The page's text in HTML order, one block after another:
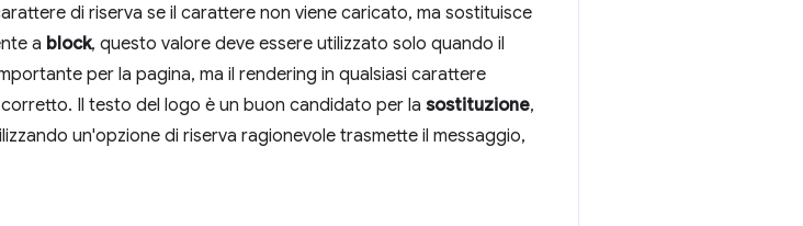
di riserva se il carattere non viene caricato, ma sostituisce
a block, questo valore deve essere utilizzato solo quando il
per la pagina, ma il rendering in qualsiasi carattere
Il testo del logo è un buon candidato per la sostituzione,
un'opzione di riserva ragionevole trasmette il messaggio,